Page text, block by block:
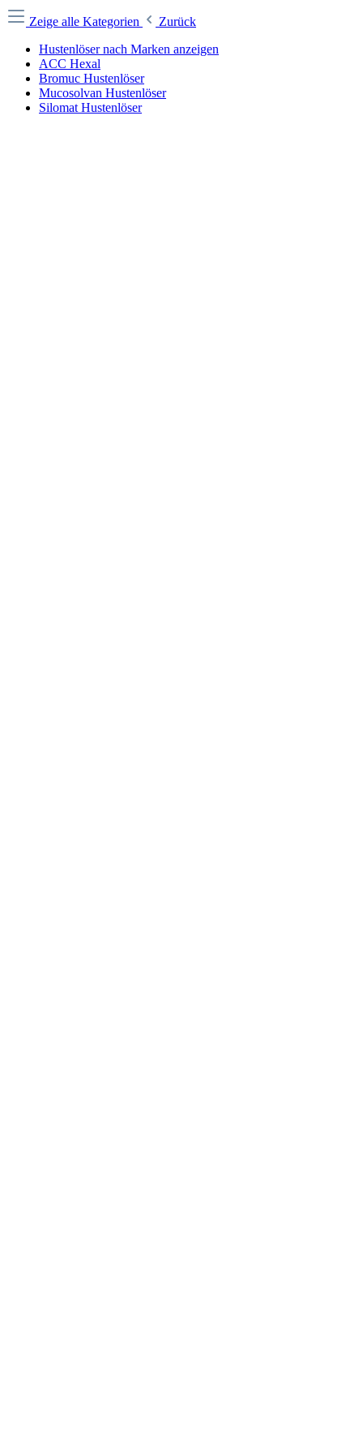
Zeige alle Kategorien
Zurück
Hustenlöser nach Marken anzeigen
ACC Hexal
Bromuc Hustenlöser
Mucosolvan Hustenlöser
Silomat Hustenlöser